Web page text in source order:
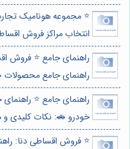
⭐️ مجموعه هونامیک
انتخاب مراکز فروش
راهنمای جامع ⭐️ فروش
راهنمای جامع محصولات
راهنمای جامع ⭐️
خودرو 🚗: نکات کلیدی و